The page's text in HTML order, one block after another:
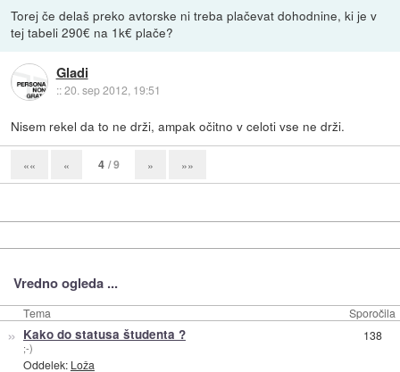
Torej če delaš preko avtorske ni treba plačevat dohodnine, ki je v
tej tabeli 290€ na 1k€ plače?
Gladi
::20. sep 2012, 19:51
Nisem rekel da to ne drži, ampak očitno v celoti vse ne drži.
«« « 4 / 9 » »»
Vredno ogleda ...
Tema Sporočila
» Kako do statusa študenta ?
;-)
Oddelek: Loža
138